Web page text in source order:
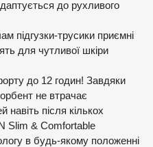
до рухливого
підгузки-трусики приємні
для чутливої шкіри
до 12 годин! Завдяки
не втрачає
після кількох
Slim & Comfortable
в будь-якому положенні